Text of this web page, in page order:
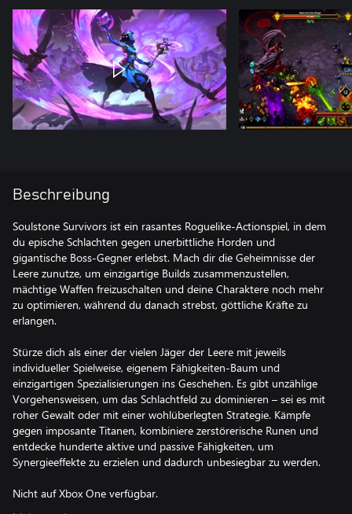
Beschreibung
Soulstone Survivors ist ein rasantes Roguelike-Actionspiel, in dem
du epische Schlachten gegen unerbittliche Horden und
gigantische Boss-Gegner erlebst. Mach dir die Geheimnisse der
Leere zunutze, um einzigartige Builds zusammenzustellen,
mächtige Waffen freizuschalten und deine Charaktere noch mehr
zu optimieren, während du danach strebst, göttliche Kräfte zu
erlangen.
Stürze dich als einer der vielen Jäger der Leere mit jeweils
individueller Spielweise, eigenem Fähigkeiten-Baum und
einzigartigen Spezialisierungen ins Geschehen. Es gibt unzählige
Vorgehensweisen, um das Schlachtfeld zu dominieren – sei es mit
roher Gewalt oder mit einer wohlüberlegten Strategie. Kämpfe
gegen imposante Titanen, kombiniere zerstörerische Runen und
entdecke hunderte aktive und passive Fähigkeiten, um
Synergieeffekte zu erzielen und dadurch unbesiegbar zu werden.
Nicht auf Xbox One verfügbar.